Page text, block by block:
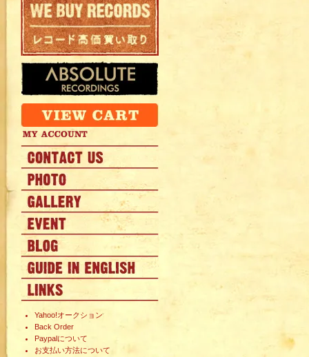
Yahoo!オークション
Back Order
Paypalについて
お支払い方法について